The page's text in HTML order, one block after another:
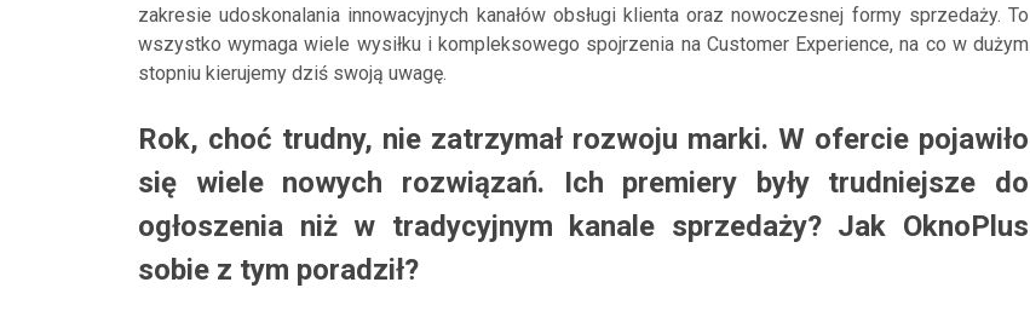
zakresie udoskonalania innowacyjnych kanałów obsługi klienta oraz nowoczesnej formy sprzedaży. To
wszystko wymaga wiele wysiłku i kompleksowego spojrzenia na Customer Experience, na co w dużym
stopniu kierujemy dziś swoją uwagę.
Rok, choć trudny, nie zatrzymał rozwoju marki. W ofercie pojawiło
się wiele nowych rozwiązań. Ich premiery były trudniejsze do
ogłoszenia niż w tradycyjnym kanale sprzedaży? Jak OknoPlus
sobie z tym poradził?